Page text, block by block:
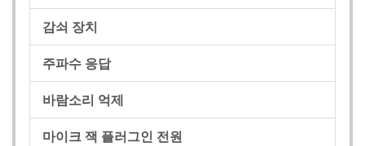
감쇠 장치
주파수 응답
바람소리 억제
마이크 잭 플러그인 전원